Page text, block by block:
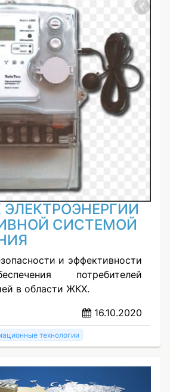
СИСТЕМОЙ
и эффективности
потребителей
в области ЖКХ.
16.10.2020
технологии